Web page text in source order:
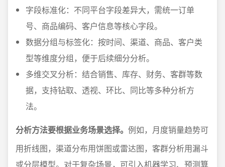
字段标准化：不同平台字段差异大，需统一订单
号、商品编码、客户信息等核心字段。
数据分组与标签化：按时间、渠道、商品、客户类
型等维度分组，便于后续细分分析。
多维交叉分析：结合销售、库存、财务、客群等数
据，支持钻取、透视、环比、同比等多种分析方
法。
分析方法要根据业务场景选择。 例如，月度销量趋势可
用折线图，渠道分布用饼图或雷达图，客群分析用漏斗
或分层模型。对于复杂场景，可引入机器学习、预测算